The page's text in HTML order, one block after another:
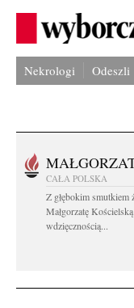
Nekrologi Odeszli
CAŁA POLSKA
Z głębokim smutkiem
Małgorzatę
wdzięcznością...